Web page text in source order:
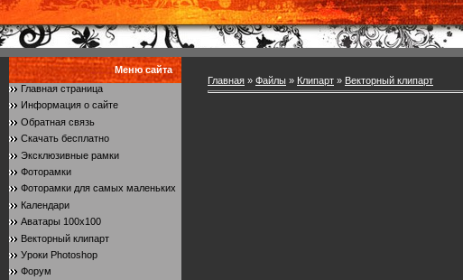
Меню сайта
Главная страница
Информация о сайте
Обратная связь
Скачать бесплатно
Эксклюзивные рамки
Фоторамки
Фоторамки для самых маленьких
Календари
Аватары 100x100
Векторный клипарт
Уроки Photoshop
Форум
Главная » Файлы » Клипарт » Векторный клипарт